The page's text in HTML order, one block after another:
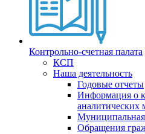
Контрольно-счетная палата
КСП
Наша деятельность
Годовые отчеты
Информация о
аналитических
Обращения